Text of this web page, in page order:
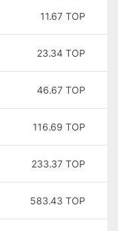
11.67 TOP
23.34 TOP
46.67 TOP
116.69 TOP
233.37 TOP
583.43 TOP